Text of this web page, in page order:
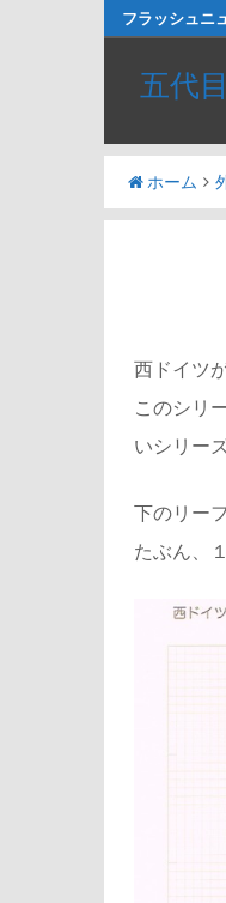
ツ
ス
フラッシュニ
五代
ホーム
西ドイツ
このシリ
いシリー
下のリー
たぶん、